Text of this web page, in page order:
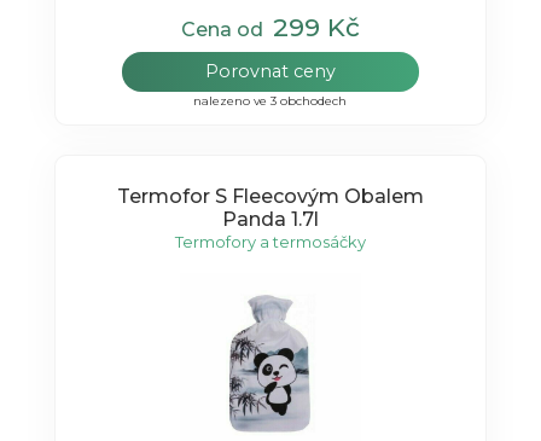
Cena od 299 Kč
Porovnat ceny
nalezeno ve 3 obchodech
Termofor S Fleecovým Obalem
Panda 1.7l
Termofory a termosáčky